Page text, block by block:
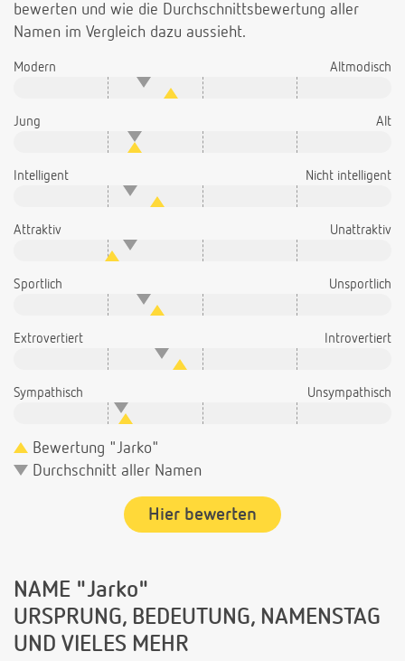
bewerten und wie die Durchschnittsbewertung aller
Namen im Vergleich dazu aussieht.
Modern Altmodisch
Jung Alt
Intelligent Nicht intelligent
Attraktiv Unattraktiv
Sportlich Unsportlich
Extrovertiert Introvertiert
Sympathisch Unsympathisch
Bewertung "Jarko"
Durchschnitt aller Namen
Hier bewerten
NAME "Jarko"
URSPRUNG, BEDEUTUNG, NAMENSTAG
UND VIELES MEHR